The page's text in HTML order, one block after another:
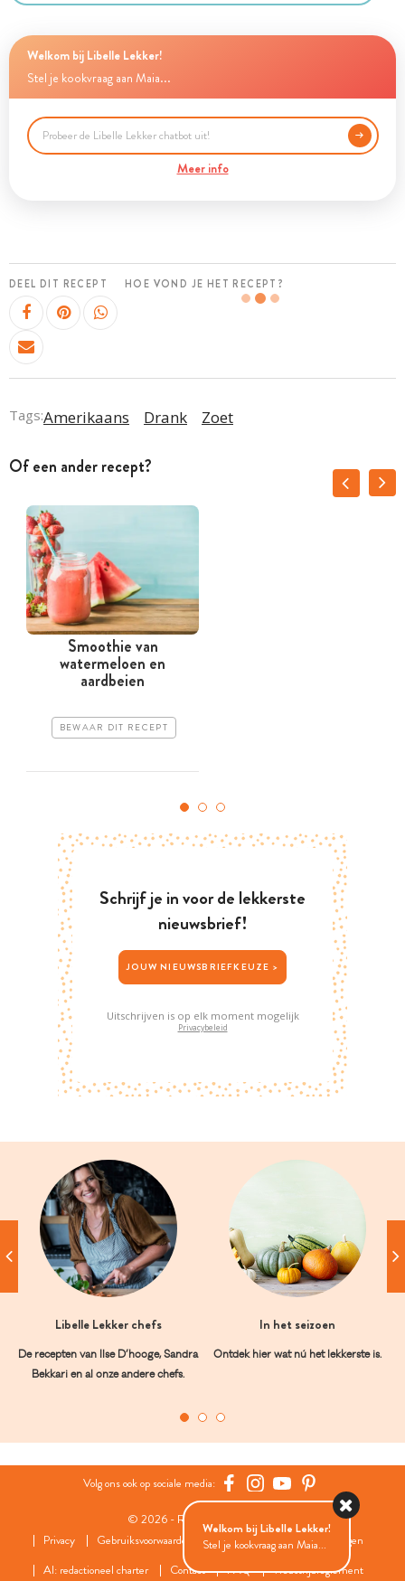
Welkom bij Libelle Lekker!
Stel je kookvraag aan Maia...
Meer info
DEEL DIT RECEPT HOE VOND JE HET RECEPT?
Tags:Amerikaans Drank Zoet
Of een ander recept?
Smoothie van
watermeloen en
aardbeien
BEWAAR DIT RECEPT
Schrijf je in voor de lekkerste
nieuwsbrief!
JOUW NIEUWSBRIEFKEUZE >
Uitschrijven is op elk moment mogelijk
Privacybeleid
Libelle Lekker chefs
De recepten van Ilse D’hooge, Sandra
Bekkari en al onze andere chefs.
In het seizoen
Ontdek hier wat nú het lekkerste is.
Volg ons ook op sociale media:
© 2026 - Roularta Media Group
Privacy
Gebruiksvoorwaarden Cookies
Cookies instellingen
AI: redactioneel charter
Contact FAQ Wedstrijdreglement
Welkom bij Libelle Lekker!
Stel je kookvraag aan Maia...